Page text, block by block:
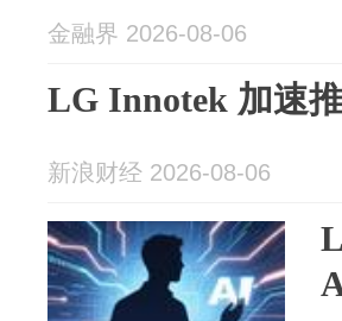
金融界 2026-08-06
LG Innotek 加速
新浪财经 2026-08-06